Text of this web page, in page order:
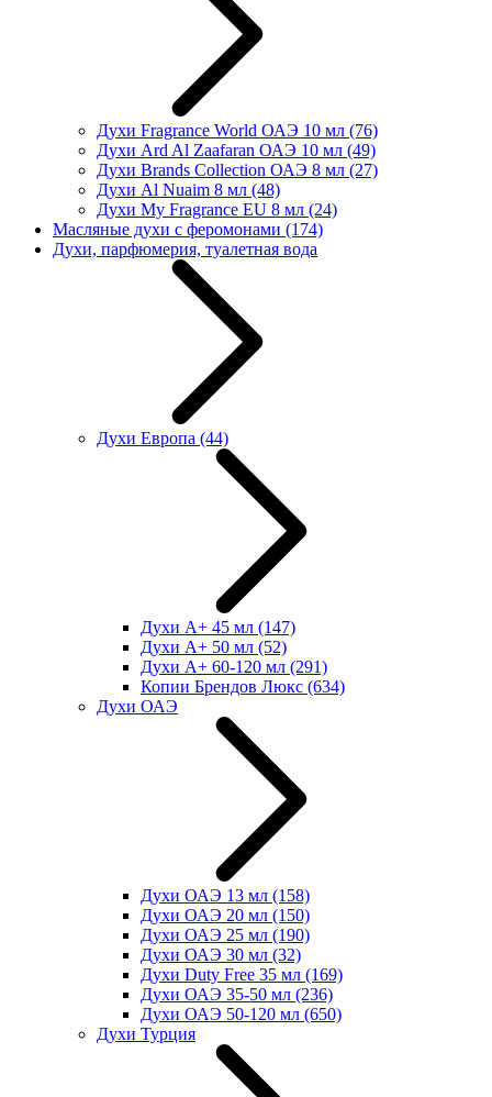
Духи Fragrance World ОАЭ 10 мл (76)
Духи Ard Al Zaafaran ОАЭ 10 мл (49)
Духи Brands Collection ОАЭ 8 мл (27)
Духи Al Nuaim 8 мл (48)
Духи My Fragrance EU 8 мл (24)
Масляные духи с феромонами (174)
Духи, парфюмерия, туалетная вода
Духи Европа (44)
Духи А+ 45 мл (147)
Духи А+ 50 мл (52)
Духи А+ 60-120 мл (291)
Копии Брендов Люкс (634)
Духи ОАЭ
Духи ОАЭ 13 мл (158)
Духи ОАЭ 20 мл (150)
Духи ОАЭ 25 мл (190)
Духи ОАЭ 30 мл (32)
Духи Duty Free 35 мл (169)
Духи ОАЭ 35-50 мл (236)
Духи ОАЭ 50-120 мл (650)
Духи Турция